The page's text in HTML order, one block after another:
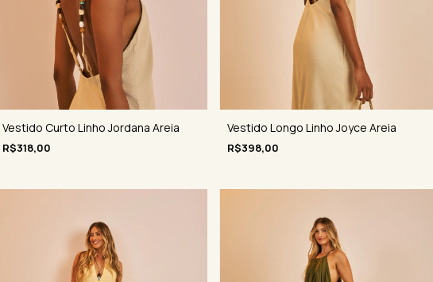
Vestido Curto Linho Jordana Areia
R$318,00
Vestido Longo Linho Joyce Areia
R$398,00